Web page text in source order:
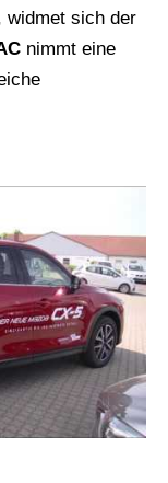
widmet sich der
nimmt eine